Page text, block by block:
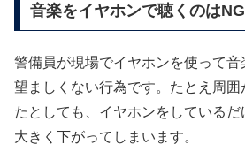
音楽をイヤホンで聴くのはNG
警備員が現場でイヤホンを使って
望ましくない行為です。たとえ周
たとしても、イヤホンをしている
大きく下がってしまいます。